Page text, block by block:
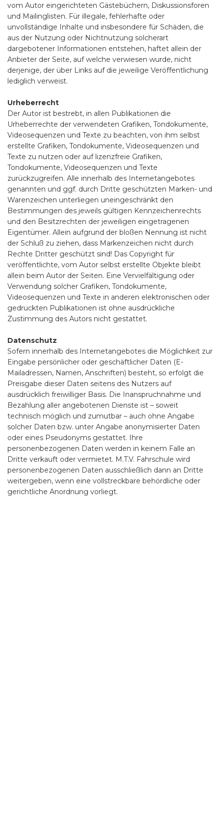
vom Autor eingerichteten Gästebüchern, Diskussionsforen
und Mailinglisten. Für illegale, fehlerhafte oder
unvollständige Inhalte und insbesondere für Schäden, die
aus der Nutzung oder Nichtnutzung solcherart
dargebotener Informationen entstehen, haftet allein der
Anbieter der Seite, auf welche verwiesen wurde, nicht
derjenige, der über Links auf die jeweilige Veröffentlichung
lediglich verweist.
Urheberrecht
Der Autor ist bestrebt, in allen Publikationen die
Urheberrechte der verwendeten Grafiken, Tondokumente,
Videosequenzen und Texte zu beachten, von ihm selbst
erstellte Grafiken, Tondokumente, Videosequenzen und
Texte zu nutzen oder auf lizenzfreie Grafiken,
Tondokumente, Videosequenzen und Texte
zurückzugreifen. Alle innerhalb des Internetangebotes
genannten und ggf. durch Dritte geschützten Marken- und
Warenzeichen unterliegen uneingeschränkt den
Bestimmungen des jeweils gültigen Kennzeichenrechts
und den Besitzrechten der jeweiligen eingetragenen
Eigentümer. Allein aufgrund der bloßen Nennung ist nicht
der Schluß zu ziehen, dass Markenzeichen nicht durch
Rechte Dritter geschützt sind! Das Copyright für
veröffentlichte, vom Autor selbst erstellte Objekte bleibt
allein beim Autor der Seiten. Eine Vervielfältigung oder
Verwendung solcher Grafiken, Tondokumente,
Videosequenzen und Texte in anderen elektronischen oder
gedruckten Publikationen ist ohne ausdrückliche
Zustimmung des Autors nicht gestattet.
Datenschutz
Sofern innerhalb des Internetangebotes die Möglichkeit zur
Eingabe persönlicher oder geschäftlicher Daten (E-
Mailadressen, Namen, Anschriften) besteht, so erfolgt die
Preisgabe dieser Daten seitens des Nutzers auf
ausdrücklich freiwilliger Basis. Die Inanspruchnahme und
Bezahlung aller angebotenen Dienste ist – soweit
technisch möglich und zumutbar – auch ohne Angabe
solcher Daten bzw. unter Angabe anonymisierter Daten
oder eines Pseudonyms gestattet. Ihre
personenbezogenen Daten werden in keinem Falle an
Dritte verkauft oder vermietet. M.T.V. Fahrschule wird
personenbezogenen Daten ausschließlich dann an Dritte
weitergeben, wenn eine vollstreckbare behördliche oder
gerichtliche Anordnung vorliegt.